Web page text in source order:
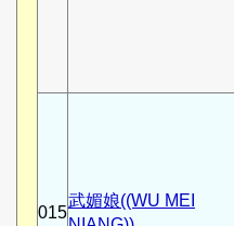
015
武媚娘((WU MEI